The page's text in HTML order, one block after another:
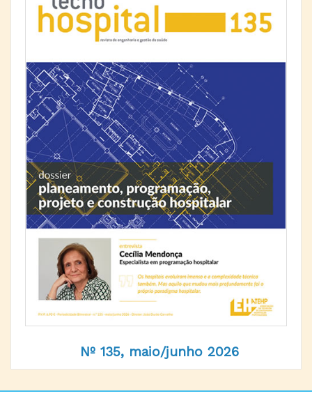
Nº 135, maio/junho 2026